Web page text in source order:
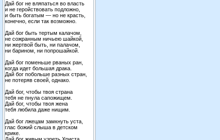
Дай бог не вляпаться во власть
и не геройствовать подложно,
и быть богатым — но не красть,
конечно, если так возможно.
Дай бог быть тертым калачом,
не сожранным ничьею шайкой,
ни жертвой быть, ни палачом,
ни барином, ни попрошайкой.
Дай бог поменьше рваных ран,
когда идет большая драка.
Дай бог побольше разных стран,
не потеряв своей, однако.
Дай бог, чтобы твоя страна
тебя не пнула сапожищем.
Дай бог, чтобы твоя жена
тебя любила даже нищим.
Дай бог лжецам замкнуть уста,
глас божий слыша в детском
крике.